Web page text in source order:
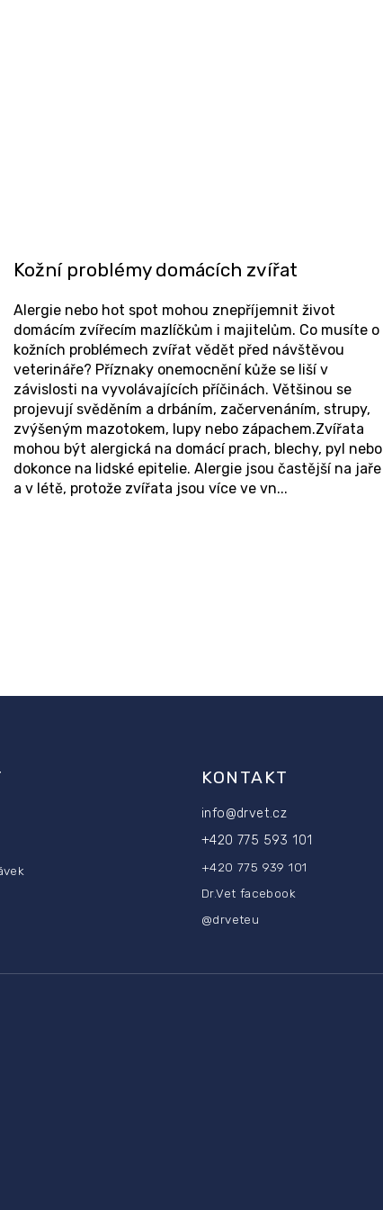
Kožní problémy domácích zvířat
Alergie nebo hot spot mohou znepříjemnit život
domácím zvířecím mazlíčkům i majitelům. Co musíte o
kožních problémech zvířat vědět před návštěvou
veterináře? Příznaky onemocnění kůže se liší v
závislosti na vyvolávajících příčinách. Většinou se
projevují svěděním a drbáním, začervenáním, strupy,
zvýšeným mazotokem, lupy nebo zápachem.Zvířata
mohou být alergická na domácí prach, blechy, pyl nebo
dokonce na lidské epitelie. Alergie jsou častější na jaře
a v létě, protože zvířata jsou více ve vn...
v
y
ý
p
s
u
KONTAKT
info@drvet.cz
+420 775 593 101
+420 775 939 101
Dr.Vet facebook
@drveteu